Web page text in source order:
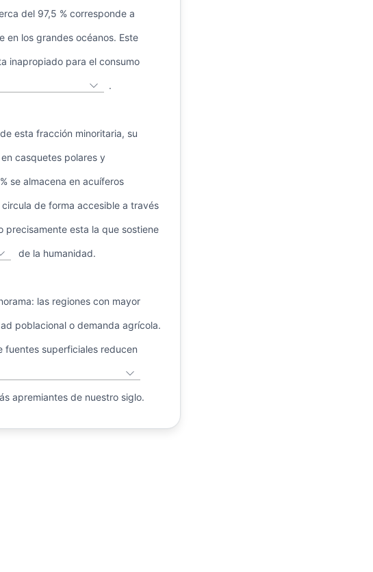
del 97,5 % corresponde a
en los grandes océanos. Este
inapropiado para el consumo
.
esta fracción minoritaria, su
casquetes polares y
se almacena en acuíferos
de forma accesible a través
precisamente esta la que sostiene
de la humanidad.
las regiones con mayor
poblacional o demanda agrícola.
fuentes superficiales reducen
apremiantes de nuestro siglo.